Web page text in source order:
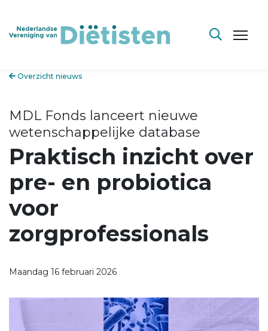
Overzicht nieuws
MDL Fonds lanceert nieuwe
wetenschappelijke database
Praktisch inzicht over
pre- en probiotica
voor
zorgprofessionals
Maandag 16 februari 2026